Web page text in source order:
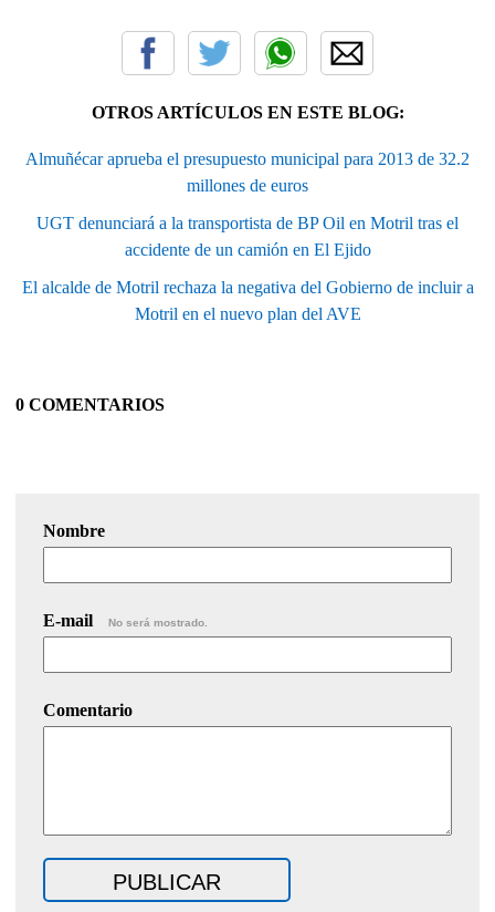
OTROS ARTÍCULOS EN ESTE BLOG:
Almuñécar aprueba el presupuesto municipal para 2013 de 32.2
millones de euros
UGT denunciará a la transportista de BP Oil en Motril tras el
accidente de un camión en El Ejido
El alcalde de Motril rechaza la negativa del Gobierno de incluir a
Motril en el nuevo plan del AVE
0 COMENTARIOS
Nombre
E-mail No será mostrado.
Comentario